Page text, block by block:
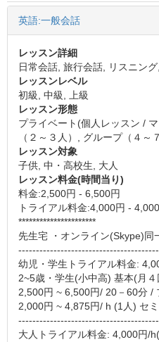
英語:一般会話
レッスン詳細
日常会話, 旅行会話, リスニン
レッスンレベル
初級, 中級, 上級
レッスン形態
プライベート(個人レッスン /
（２～３人）, グループ（４～
レッスン対象
子供, 中・高校生, 大人
レッスン料金(時間当り)
料金:2,500円 - 6,500円
トライアル料金:4,000円 -
**********************
先生宅 ・オンライン(Skype)同
幼児・学生トライアル料金:
2~5歳・学生(小中高) 基本(月
2,500円 ~ 6,500円/ 20－60分 /
2,000円 ~ 4,875円/ h (1人) セ
大人トライアル料金: 4,000円/